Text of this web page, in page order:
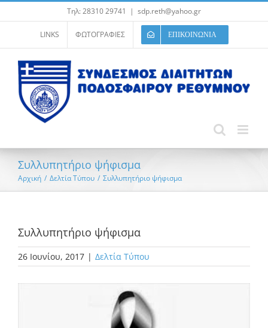
στο
περιεχόμενο
Τηλ: 28310 29741 | sdp.reth@yahoo.gr
LINKS ΦΩΤΟΓΡΑΦΙΕΣ ΕΠΙΚΟΙΝΩΝΙΑ
Συλλυπητήριο ψήφισμα
Αρχική / Δελτία Τύπου / Συλλυπητήριο ψήφισμα
Συλλυπητήριο ψήφισμα
26 Ιουνίου, 2017 | Δελτία Τύπου